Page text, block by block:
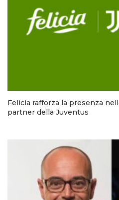
Felicia rafforza la presenza
partner della Juventus